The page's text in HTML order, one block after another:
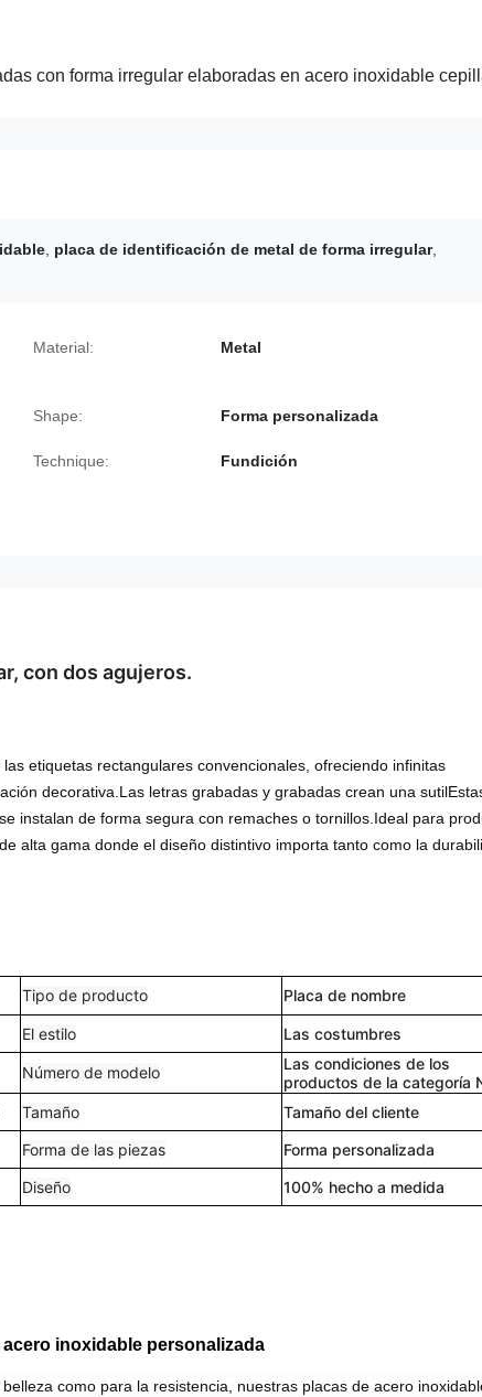
con forma irregular elaboradas en acero inoxidable
placa de identificación de metal de forma irregular,
Material: Metal
Shape: Forma personalizada
Technique: Fundición
con dos agujeros.
etiquetas rectangulares convencionales, ofreciendo infinitas
decorativa.Las letras grabadas y grabadas crean una
instalan de forma segura con remaches o tornillos.Ideal para
alta gama donde el diseño distintivo importa tanto como la
Tipo de producto Placa de nombre
El estilo Las costumbres
Número de modelo
Las condiciones de los
productos de la categoría
Tamaño
Tamaño del cliente
Forma de las piezas
Forma personalizada
Diseño 100% hecho a medida
acero inoxidable personalizada
como para la resistencia, nuestras placas de acero